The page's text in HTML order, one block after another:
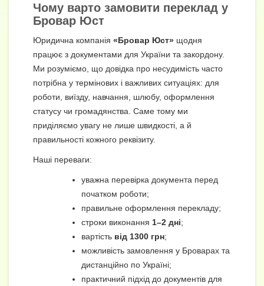
Чому варто замовити переклад у
Бровар Юст
Юридична компанія «Бровар Юст» щодня
працює з документами для України та закордону.
Ми розуміємо, що довідка про несудимість часто
потрібна у термінових і важливих ситуаціях: для
роботи, виїзду, навчання, шлюбу, оформлення
статусу чи громадянства. Саме тому ми
приділяємо увагу не лише швидкості, а й
правильності кожного реквізиту.
Наші переваги:
уважна перевірка документа перед
початком роботи;
правильне оформлення перекладу;
строки виконання 1–2 дні;
вартість від 1300 грн;
можливість замовлення у Броварах та
дистанційно по Україні;
практичний підхід до документів для